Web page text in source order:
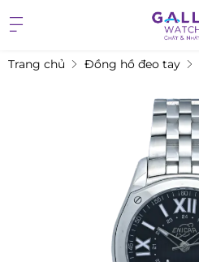
Trang chủ Đồng hồ đeo tay